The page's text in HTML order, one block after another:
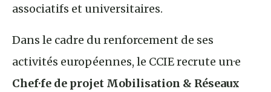
associatifs et universitaires.
Dans le cadre du renforcement de ses
activités européennes, le CCIE recrute un·e
Chef·fe de projet Mobilisation & Réseaux